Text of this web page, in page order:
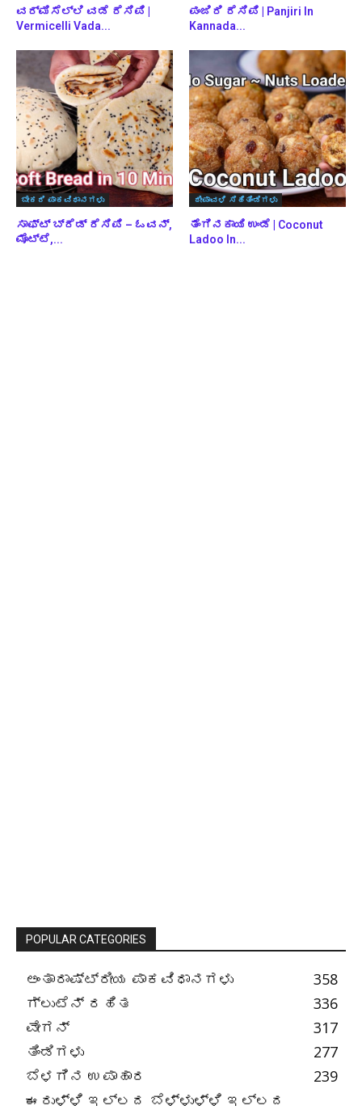
ವರ್ಮಿಸೆಲ್ಲಿ ವಡೆ ರೆಸಿಪಿ |
Vermicelli Vada...
ಪಂಜಿರಿ ರೆಸಿಪಿ | Panjiri In
Kannada...
ಬೇಕರಿ ಪಾಕವಿಧಾನಗಳು
ಸಾಫ್ಟ್ ಬ್ರೆಡ್ ರೆಸಿಪಿ – ಓವನ್,
ಮೊಟ್ಟೆ,...
ದೀಪಾವಳಿ ಸಿಹಿತಿಂಡಿಗಳು
ತೆಂಗಿನಕಾಯಿ ಉಂಡೆ | Coconut
Ladoo In...
POPULAR CATEGORIES
ಅಂತಾರಾಷ್ಟ್ರೀಯ ಪಾಕವಿಧಾನಗಳು
358
ಗ್ಲುಟೆನ್ ರಹಿತ
336
ವೇಗನ್
317
ತಿಂಡಿಗಳು
277
ಬೆಳಗಿನ ಉಪಾಹಾರ
239
ಈರುಳ್ಳಿ ಇಲ್ಲದ ಬೆಳ್ಳುಳ್ಳಿ ಇಲ್ಲದ